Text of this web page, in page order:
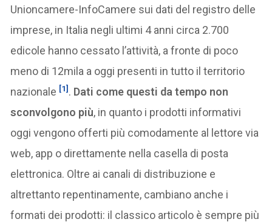
Unioncamere-InfoCamere sui dati del registro delle
imprese, in Italia negli ultimi 4 anni circa 2.700
edicole hanno cessato l’attività, a fronte di poco
meno di 12mila a oggi presenti in tutto il territorio
nazionale [1] . Dati come questi da tempo non
sconvolgono più, in quanto i prodotti informativi
oggi vengono offerti più comodamente al lettore via
web, app o direttamente nella casella di posta
elettronica. Oltre ai canali di distribuzione e
altrettanto repentinamente, cambiano anche i
formati dei prodotti: il classico articolo è sempre più